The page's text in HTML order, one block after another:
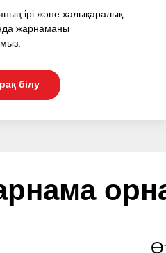
ірі және халықаралық
жарнаманы
білу